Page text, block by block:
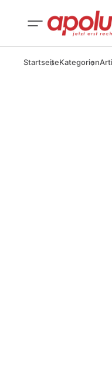
StartseiteKategorien